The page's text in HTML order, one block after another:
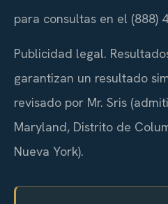
para consultas en el (888)
Publicidad legal.
garantizan un resultado
revisado por Mr. Sris
Maryland, Distrito de
Nueva York).